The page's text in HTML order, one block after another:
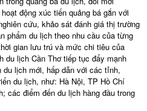
động xúc tiến quảng bá gắn với
cứu, khảo sát đánh giá thị trường
phẩm du lịch theo nhu cầu của từng
gian lưu trú và mức chi tiêu của
du lịch Cần Thơ tiếp tục đẩy mạnh
lịch mới, hấp dẫn với các tỉnh,
du lịch, như: Hà Nội, TP Hồ Chí
các điểm đến du lịch hàng đầu trong